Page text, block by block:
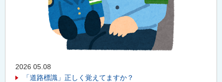
2026 05.08
「道路標識」正しく覚えてますか？